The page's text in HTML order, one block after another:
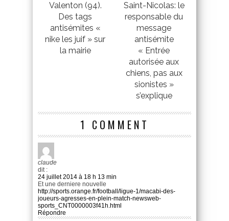
Valenton (94).
Des tags
antisémites «
nike les juif » sur
la mairie
Saint-Nicolas: le
responsable du
message
antisémite
« Entrée
autorisée aux
chiens, pas aux
sionistes »
s’explique
1 COMMENT
claude
dit :
24 juillet 2014 à 18 h 13 min
Et une derniere nouvelle
http://sports.orange.fr/football/ligue-1/macabi-des-
joueurs-agresses-en-plein-match-newsweb-
sports_CNT0000003f41h.html
Répondre